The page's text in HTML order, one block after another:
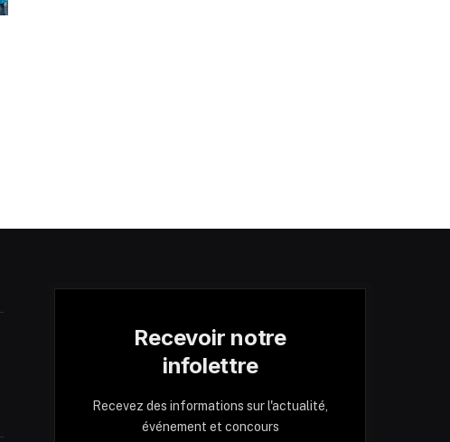
Recevoir notre
infolettre
Recevez des informations sur l'actualité,
événement et concours